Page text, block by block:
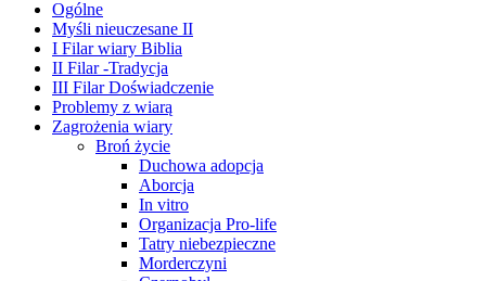
Ogólne
Myśli nieuczesane II
I Filar wiary Biblia
II Filar -Tradycja
III Filar Doświadczenie
Problemy z wiarą
Zagrożenia wiary
Broń życie
Duchowa adopcja
Aborcja
In vitro
Organizacja Pro-life
Tatry niebezpieczne
Morderczyni